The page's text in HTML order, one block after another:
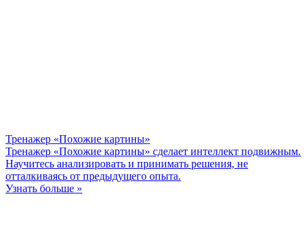
Тренажер «Похожие картины»
Тренажер «Похожие картины» сделает интеллект подвижным.
Научитесь анализировать и принимать решения, не
отталкиваясь от предыдущего опыта.
Узнать больше »